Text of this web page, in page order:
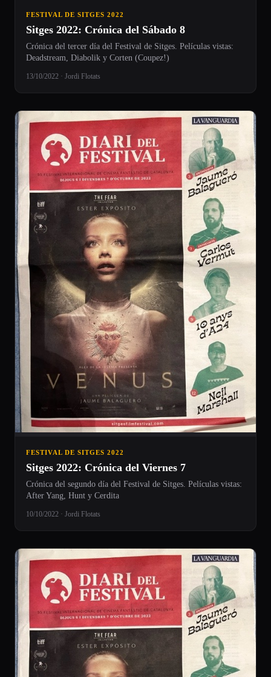
FESTIVAL DE SITGES 2022
Sitges 2022: Crónica del Sábado 8
Crónica del tercer día del Festival de Sitges. Películas vistas:
Deadstream, Diabolik y Corten (Coupez!)
13/10/2022 · Jordi Flotats
FESTIVAL DE SITGES 2022
Sitges 2022: Crónica del Viernes 7
Crónica del segundo día del Festival de Sitges. Películas vistas:
After Yang, Hunt y Cerdita
10/10/2022 · Jordi Flotats